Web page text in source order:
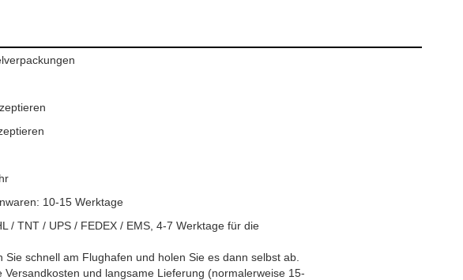
10-15 Werktage
/ TNT / UPS / FEDEX / EMS, 4-7 Werktage für die
Sie schnell am Flughafen und holen Sie es dann selbst ab.
Versandkosten und langsame Lieferung (normalerweise 15-